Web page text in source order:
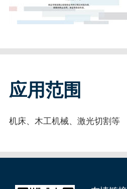
应用范围
机床、木工机械、激光切割等